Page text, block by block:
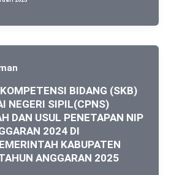
BIDANG (SKB)
NEGERI SIPIL(CPNS)
DAN USUL PENETAPAN NIP
2024 DI
KABUPATEN
ANGGARAN 2025